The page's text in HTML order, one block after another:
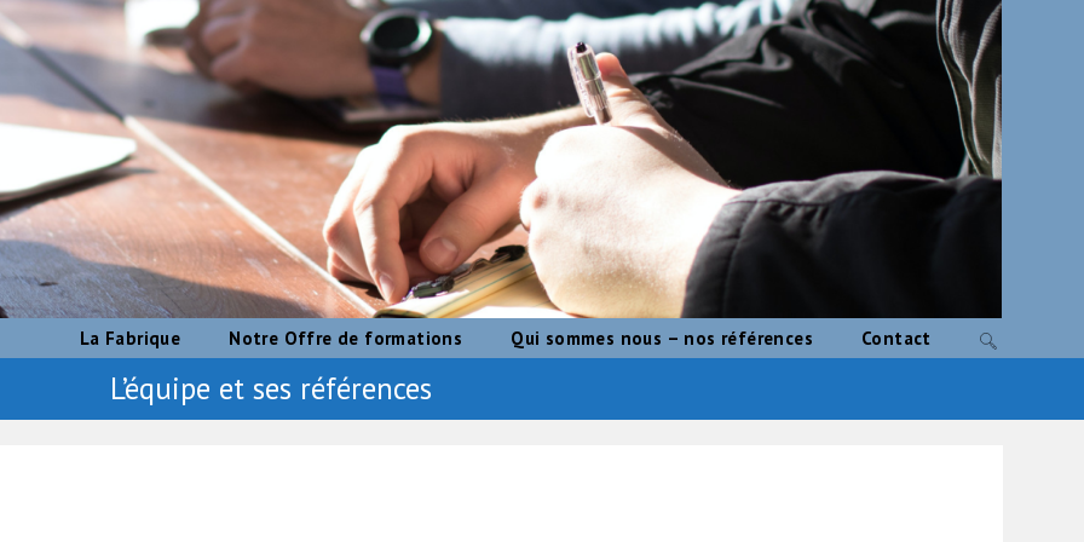
La Fabrique Notre Offre de formations Qui sommes nous – nos références Contact
L’équipe et ses références